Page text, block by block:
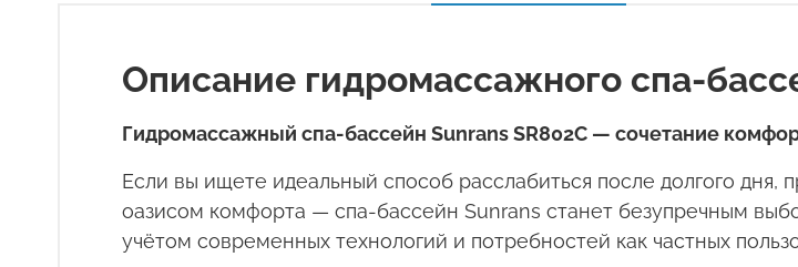
Описание гидромассажного спа-
Гидромассажный спа-бассейн Sunrans SR802C — сочетание
Если вы ищете идеальный способ расслабиться после долгого
оазисом комфорта — спа-бассейн Sunrans станет безупречным
учётом современных технологий и потребностей как частных